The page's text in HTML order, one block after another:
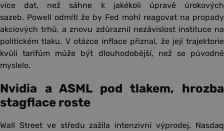
více dat, než sáhne k jakékoli úpravě úrokových
sazeb. Powell odmítl že by Fed mohl reagovat na propady
akciových trhů, a znovu zdůraznil nezávislost instituce na
politickém tlaku. V otázce inflace přiznal, že její trajektorie
kvůli tarifům může být dlouhodobější, než se původně
myslelo.
Nvidia a ASML pod tlakem, hrozba
stagflace roste
Wall Street ve středu zažila intenzivní výprodej. Nasdaq